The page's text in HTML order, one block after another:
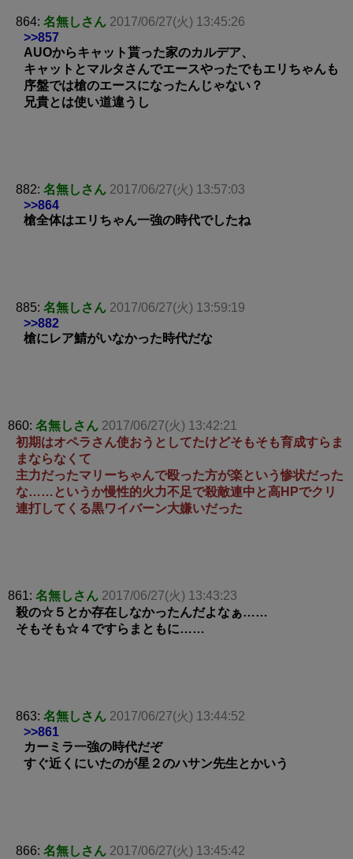
864: 名無しさん 2017/06/27(火) 13:45:26
>>857
AUOからキャット貰った家のカルデア、
キャットとマルタさんでエースやったでもエリちゃんも
序盤では槍のエースになったんじゃない？
兄貴とは使い道違うし
882: 名無しさん 2017/06/27(火) 13:57:03
>>864
槍全体はエリちゃん一強の時代でしたね
885: 名無しさん 2017/06/27(火) 13:59:19
>>882
槍にレア鯖がいなかった時代だな
860: 名無しさん 2017/06/27(火) 13:42:21
初期はオペラさん使おうとしてたけどそもそも育成すらま
まならなくて
主力だったマリーちゃんで殴った方が楽という惨状だった
な……というか慢性的火力不足で殺敵連中と高HPでクリ
連打してくる黒ワイバーン大嫌いだった
861: 名無しさん 2017/06/27(火) 13:43:23
殺の☆５とか存在しなかったんだよなぁ……
そもそも☆４ですらまともに……
863: 名無しさん 2017/06/27(火) 13:44:52
>>861
カーミラ一強の時代だぞ
すぐ近くにいたのが星２のハサン先生とかいう
866: 名無しさん 2017/06/27(火) 13:45:42